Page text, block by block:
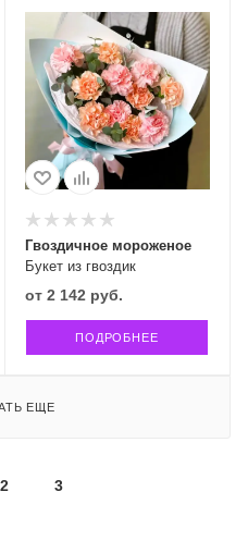
Букет из гвоздик
Гвоздичное мороженое
от 2 142 руб.
ПОДРОБНЕЕ
ЕЩЕ
2 3